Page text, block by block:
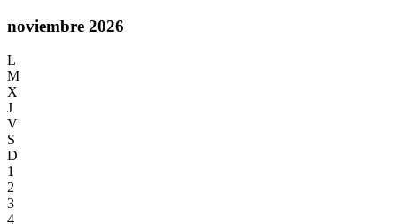
noviembre 2026
L
M
X
J
V
S
D
1
2
3
4